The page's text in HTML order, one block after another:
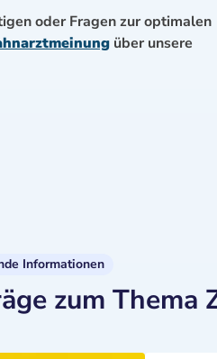
oder Fragen zur optimalen
über unsere
Informationen
zum Thema